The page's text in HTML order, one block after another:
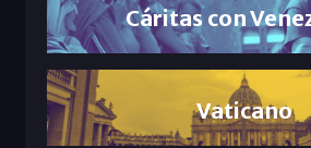
Cáritas con
Vaticano